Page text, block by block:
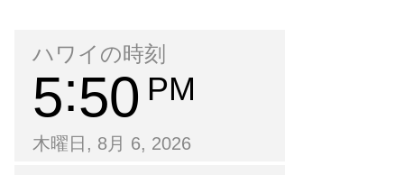
ハワイの時刻
5 50 PM
木曜日, 8月 6, 2026